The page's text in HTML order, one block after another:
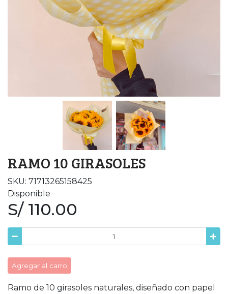
RAMO 10 GIRASOLES
SKU: 71713265158425
Disponible
S/ 110.00
Agregar al carro
Ramo de 10 girasoles naturales, diseñado con papel